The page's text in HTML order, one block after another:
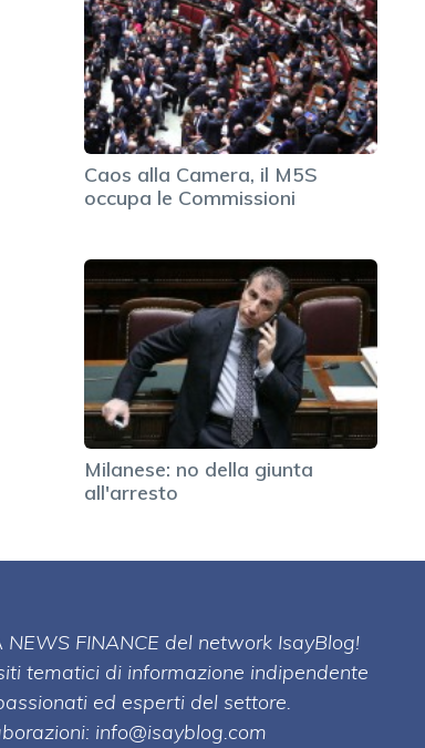
Caos alla Camera, il M5S
occupa le Commissioni
Milanese: no della giunta
all'arresto
FINANCE del network IsayBlog!
tematici di informazione indipendente
ed esperti del settore.
info@isayblog.com